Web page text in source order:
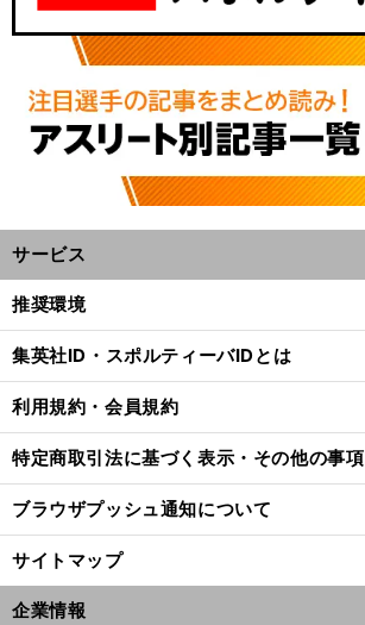
サービス
推奨環境
集英社ID・スポルティーバIDとは
利用規約・会員規約
特定商取引法に基づく表示・その他の事項
ブラウザプッシュ通知について
サイトマップ
企業情報